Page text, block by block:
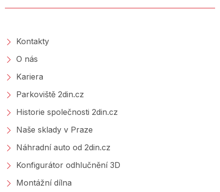
Kontakty
O nás
Kariera
Parkoviště 2din.cz
Historie společnosti 2din.cz
Naše sklady v Praze
Náhradní auto od 2din.cz
Konfigurátor odhlučnění 3D
Montážní dílna